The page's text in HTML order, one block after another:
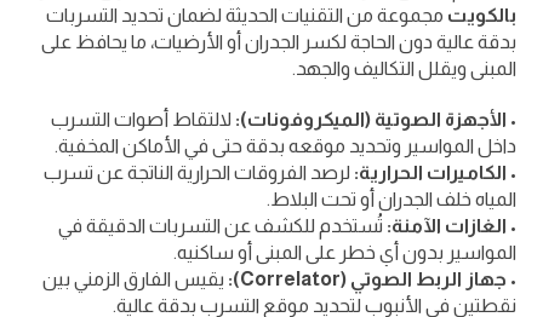
بالكويت مجموعة من التقنيات الحديثة لضمان تحديد التسربات
بدقة عالية دون الحاجة لكسر الجدران أو الأرضيات، ما يحافظ على
المبنى ويقلل التكاليف والجهد.
• الأجهزة الصوتية (الميكروفونات): لالتقاط أصوات التسرب
داخل المواسير وتحديد موقعه بدقة حتى في الأماكن المخفية.
• الكاميرات الحرارية: لرصد الفروقات الحرارية الناتجة عن تسرب
المياه خلف الجدران أو تحت البلاط.
• الغازات الآمنة: تُستخدم للكشف عن التسربات الدقيقة في
المواسير بدون أي خطر على المبنى أو ساكنيه.
• جهاز الربط الصوتي (Correlator):
يقيس الفارق الزمني بين
نقطتين في الأنبوب لتحديد موقع التسرب بدقة عالية.